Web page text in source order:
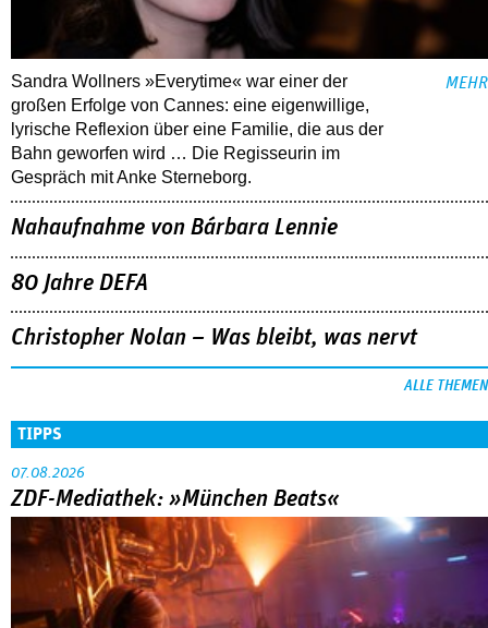
Sandra Wollners »Everytime« war einer der
großen Erfolge von Cannes: eine eigenwillige,
lyrische Reflexion über eine ­Familie, die aus der
Bahn geworfen wird … Die Regisseurin im
Gespräch mit Anke Sterneborg.
MEHR
Nahaufnahme von Bárbara Lennie
80 Jahre DEFA
Christopher Nolan – Was bleibt, was nervt
ALLE THEMEN
TIPPS
07.08.2026
ZDF-Mediathek: »München Beats«